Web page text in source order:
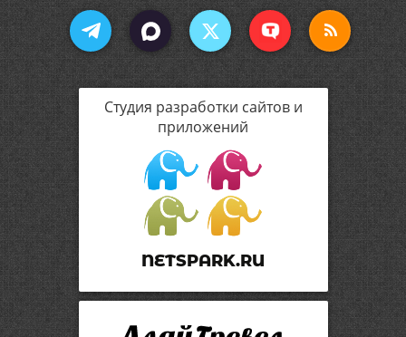
Студия разработки сайтов и
приложений
NETSPARK.RU